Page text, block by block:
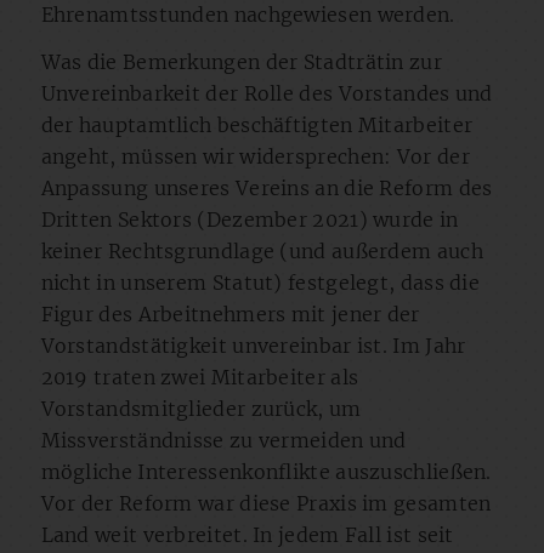
Ehrenamtsstunden nachgewiesen werden.
Was die Bemerkungen der Stadträtin zur
Unvereinbarkeit der Rolle des Vorstandes und
der hauptamtlich beschäftigten Mitarbeiter
angeht, müssen wir widersprechen: Vor der
Anpassung unseres Vereins an die Reform des
Dritten Sektors (Dezember 2021) wurde in
keiner Rechtsgrundlage (und außerdem auch
nicht in unserem Statut) festgelegt, dass die
Figur des Arbeitnehmers mit jener der
Vorstandstätigkeit unvereinbar ist. Im Jahr
2019 traten zwei Mitarbeiter als
Vorstandsmitglieder zurück, um
Missverständnisse zu vermeiden und
mögliche Interessenkonflikte auszuschließen.
Vor der Reform war diese Praxis im gesamten
Land weit verbreitet. In jedem Fall ist seit